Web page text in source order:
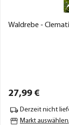
Waldrebe -
27,99 €
Derzeit nicht
Markt auswählen